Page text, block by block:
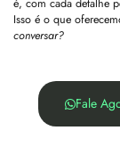
é, com cada detalhe
Isso é o que
conversar?
Fale